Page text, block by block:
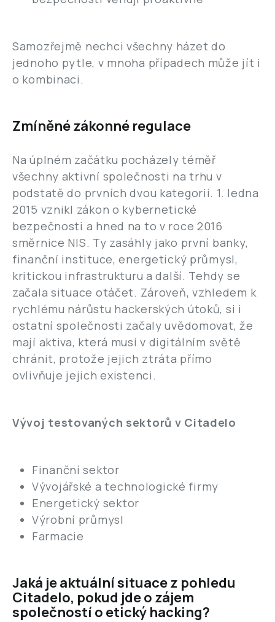
Samozřejmě nechci všechny házet do
jednoho pytle, v mnoha případech může jít i
o kombinaci.
Zmíněné zákonné regulace
Na úplném začátku pocházely téměř
všechny aktivní společnosti na trhu v
podstatě do prvních dvou kategorií. 1. ledna
2015 vznikl zákon o kybernetické
bezpečnosti a hned na to v roce 2016
směrnice NIS. Ty zasáhly jako první banky,
finanční instituce, energetický průmysl,
kritickou infrastrukturu a další. Tehdy se
začala situace otáčet. Zároveň, vzhledem k
rychlému nárůstu hackerských útoků, si i
ostatní společnosti začaly uvědomovat, že
mají aktiva, která musí v digitálním světě
chránit, protože jejich ztráta přímo
ovlivňuje jejich existenci.
Vývoj testovaných sektorů v Citadelo
Finanční sektor
Vývojářské a technologické firmy
Energetický sektor
Výrobní průmysl
Farmacie
Jaká je aktuální situace z pohledu
Citadelo, pokud jde o zájem
společností o etický hacking?